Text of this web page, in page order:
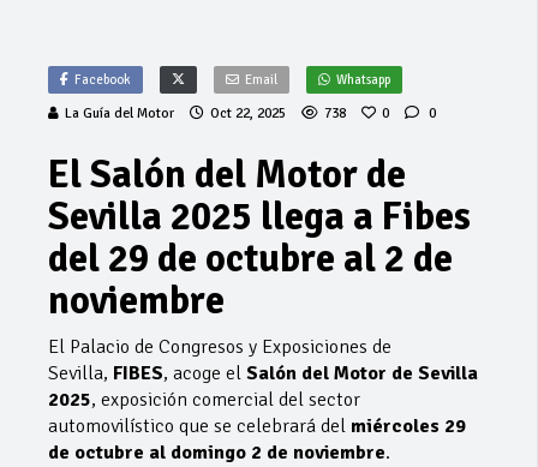
Facebook Email Whatsapp
La Guía del Motor Oct 22, 2025 738 0 0
El Salón del Motor de
Sevilla 2025 llega a Fibes
del 29 de octubre al 2 de
noviembre
El Palacio de Congresos y Exposiciones de
Sevilla, FIBES, acoge el Salón del Motor de Sevilla
2025, exposición comercial del sector
automovilístico que se celebrará del miércoles 29
de octubre al domingo 2 de noviembre.